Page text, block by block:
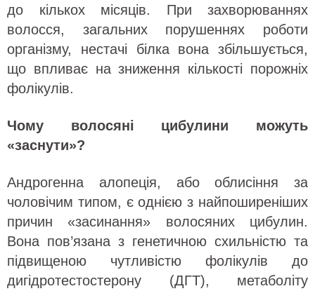
до кількох місяців. При захворюваннях
волосся, загальних порушеннях роботи
організму, нестачі білка вона збільшується,
що впливає на зниження кількості порожніх
фолікулів.
Чому волосяні цибулини можуть
«заснути»?
Андрогенна алопеція, або облисіння за
чоловічим типом, є однією з найпоширеніших
причин «засинання» волосяних цибулин.
Вона пов’язана з генетичною схильністю та
підвищеною чутливістю фолікулів до
дигідротестостерону (ДГТ), метаболіту